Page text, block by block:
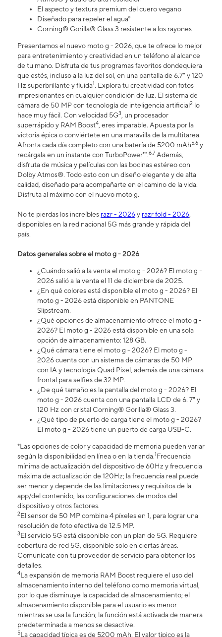
El aspecto y textura premium del cuero vegano
Diseñado para repeler el agua⁸
Corning® Gorilla® Glass 3 resistente a los rayones
Presentamos el nuevo moto g - 2026, que te ofrece lo mejor
para entretenimiento y creatividad en un teléfono al alcance
de tu mano. Disfruta de tus programas favoritos dondequiera
que estés, incluso a la luz del sol, en una pantalla de 6.7" y 120
Hz superbrillante y fluida1. Explora tu creatividad con fotos
impresionantes en cualquier condición de luz. El sistema de
cámara de 50 MP con tecnología de inteligencia artificial2 lo
hace muy fácil. Con velocidad 5G3, un procesador
superrápido y RAM Boost4, eres imparable. Apuesta por la
victoria épica o conviértete en una maravilla de la multitarea.
Afronta cada día completo con una batería de 5200 mAh5,6 y
recárgala en un instante con TurboPower™.6,7 Además,
disfruta de música y películas con las bocinas estéreo con
Dolby Atmos®. Todo esto con un diseño elegante y de alta
calidad, diseñado para acompañarte en el camino de la vida.
Disfruta al máximo con el nuevo moto g.
No te pierdas los increíbles razr - 2026y razr fold - 2026,
disponibles en la red nacional 5G más grande y rápida del
país.
Datos generales sobre el moto g - 2026
¿Cuándo salió a la venta el moto g - 2026? El moto g -
2026 salió a la venta el 11 de diciembre de 2025.
¿En qué colores está disponible el moto g - 2026? El
moto g - 2026 está disponible en PANTONE
Slipstream.
¿Qué opciones de almacenamiento ofrece el moto g -
2026? El moto g - 2026 está disponible en una sola
opción de almacenamiento: 128 GB.
¿Qué cámara tiene el moto g - 2026? ​​​​​​​El moto g -
2026 cuenta con un sistema de cámaras de 50 MP
con IA y tecnología Quad Pixel, además de una cámara
frontal para selfies de 32 MP.
¿De qué tamaño es la pantalla del moto g - 2026? El
moto g - 2026 cuenta con una pantalla LCD de 6. 7" y
120 Hz con cristal Corning® Gorilla® Glass 3.
¿Qué tipo de puerto de carga tiene el moto g - 2026?
El moto g - 2026 tiene un puerto de carga USB-C.
*Las opciones de color y capacidad de memoria pueden variar
según la disponibilidad en línea o en la tienda.1Frecuencia
mínima de actualización del dispositivo de 60Hz y frecuencia
máxima de actualización de 120Hz; la frecuencia real puede
ser menor y depende de las limitaciones y requisitos de la
app/del contenido, las configuraciones de modos del
dispositivo y otros factores.
2El sensor de 50 MP combina 4 píxeles en 1, para lograr una
resolución de foto efectiva de 12.5 MP.
3El servicio 5G está disponible con un plan de 5G. Requiere
cobertura de red 5G, disponible solo en ciertas áreas.
Comunícate con tu proveedor de servicio para obtener los
detalles.
4La expansión de memoria RAM Boost requiere el uso del
almacenamiento interno del teléfono como memoria virtual,
por lo que disminuye la capacidad de almacenamiento; el
almacenamiento disponible para el usuario es menor
mientras se usa la función; la función está activada de manera
predeterminada a menos se desactive.
5La capacidad típica es de 5200 mAh. El valor típico es la